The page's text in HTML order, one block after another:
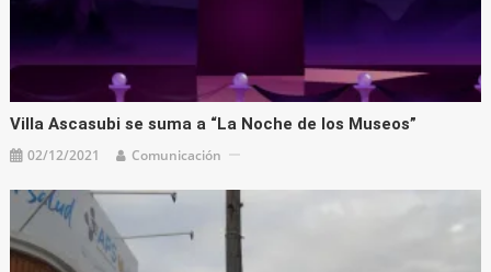
Villa Ascasubi se suma a “La Noche de los Museos”
02/12/2021 Comunicación